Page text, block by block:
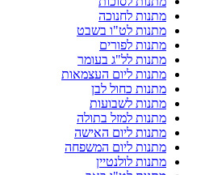
מתנות לחנוכה
מתנות לט"ו בשבט
מתנות לפורים
מתנות לל"ג בעומר
מתנות ליום העצמאות
מתנות כחול לבן
מתנות לשבועות
מתנות למזל בתולה
מתנות ליום האישה
מתנות ליום המשפחה
מתנות לולנטיין